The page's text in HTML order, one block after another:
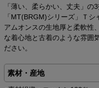
「薄い、柔らかい、丈夫」
「MT(BRGM)シリーズ」Ｔ
アムオンスの生地厚と柔軟性
な着心地と古着のような雰囲
ださい。
素材・産地